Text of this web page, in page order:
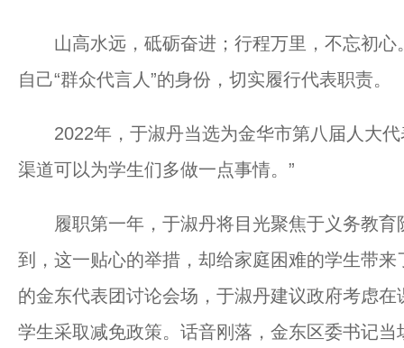
山高水远，砥砺奋进；行程万里，不忘初心
自己“群众代言人”的身份，切实履行代表职责。
2022年，于淑丹当选为金华市第八届人大代
渠道可以为学生们多做一点事情。”
履职第一年，于淑丹将目光聚焦于义务教育
到，这一贴心的举措，却给家庭困难的学生带
的金东代表团讨论会场，于淑丹建议政府考虑
学生采取减免政策。话音刚落，金东区委书记当